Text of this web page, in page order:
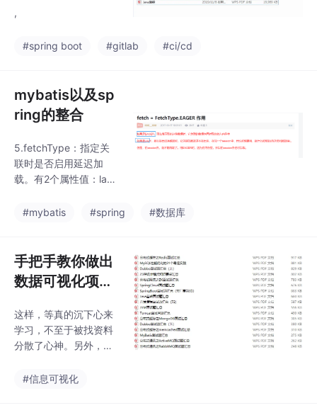
算法，分布式缓存，Ha
m，YARN，机器学习，
件
b ci如何抓取spr
ingboot的某个
,
#spring boot #gitlab #ci/cd
mybatis以及sp
ring的整合
5.fetchType：指定关
联时是否启用延迟加
载。有2个属性值：lazy
具体解释如下图：一对
素就可以了。可以这样
理解：查询出business
表后，将business中or
为column的。最后通过
下面的select语句映射
的sql语句查出对应的or
般都是一对多，或多对
#mybatis #spring #数据库
手把手教你做出
数据可视化项目
表数据动态获取
及界面跳转_dat
实时 数据 数据
这样，等真的沉下心来
学习，不至于被找资料
分散了心神。另外，给
试资料：以上就是本文
#信息可视化